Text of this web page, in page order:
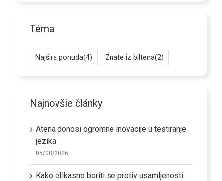
Téma
Najšira ponuda(4) Znate iz biltena(2)
Najnovšie články
Atena donosi ogromne inovacije u testiranje
jezika
05/08/2026
Kako efikasno boriti se protiv usamljenosti